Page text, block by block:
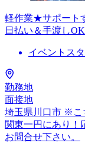
軽作業★サポート
日払い＆手渡し
イベントス
勤務地
面接地
埼玉県川口市 ※こ
関東一円にあり！
お問合せ下さい。